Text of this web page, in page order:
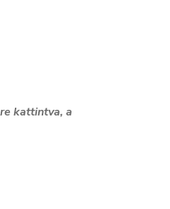
kattintva, a